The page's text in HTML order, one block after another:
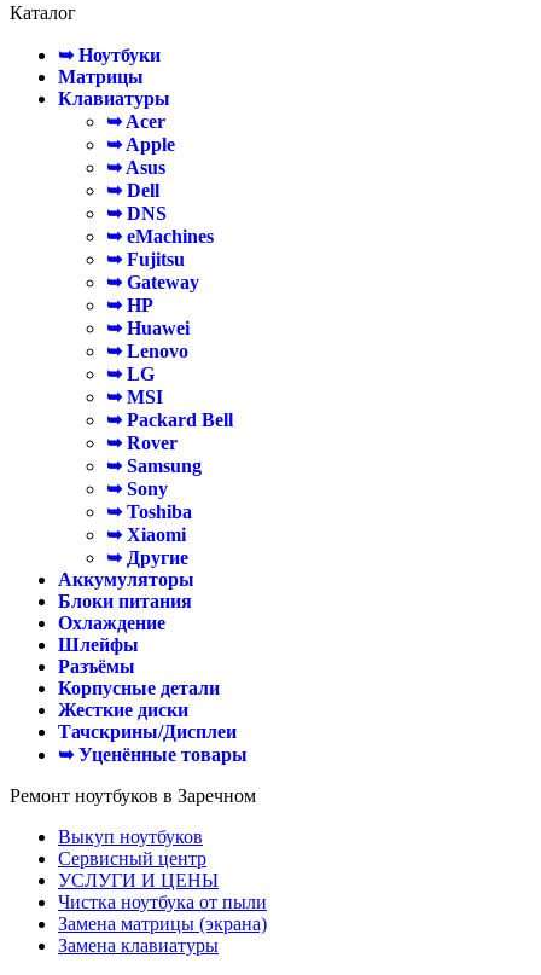
Каталог
➥ Ноутбуки
Матрицы
Клавиатуры
➥ Acer
➥ Apple
➥ Asus
➥ Dell
➥ DNS
➥ eMachines
➥ Fujitsu
➥ Gateway
➥ HP
➥ Huawei
➥ Lenovo
➥ LG
➥ MSI
➥ Packard Bell
➥ Rover
➥ Samsung
➥ Sony
➥ Toshiba
➥ Xiaomi
➥ Другие
Аккумуляторы
Блоки питания
Охлаждение
Шлейфы
Разъёмы
Корпусные детали
Жесткие диски
Тачскрины/Дисплеи
➥ Уценённые товары
Ремонт ноутбуков в Заречном
Выкуп ноутбуков
Сервисный центр
УСЛУГИ И ЦЕНЫ
Чистка ноутбука от пыли
Замена матрицы (экрана)
Замена клавиатуры